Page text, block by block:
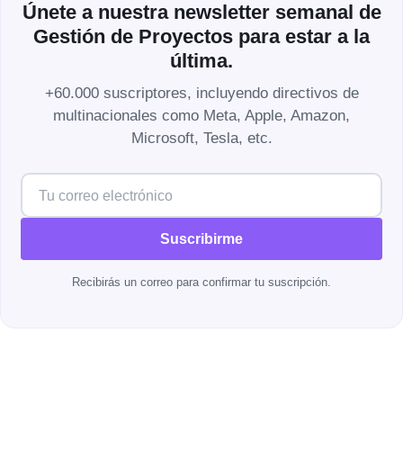
Únete a nuestra newsletter semanal de
Gestión de Proyectos para estar a la
última.
+60.000 suscriptores, incluyendo directivos de
multinacionales como Meta, Apple, Amazon,
Microsoft, Tesla, etc.
Suscribirme
Recibirás un correo para confirmar tu suscripción.